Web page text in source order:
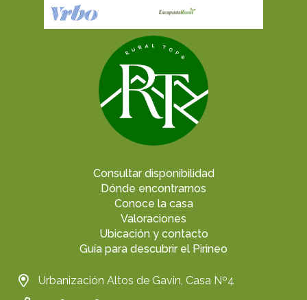
Consultar disponibilidad
Dónde encontrarnos
Conoce la casa
Valoraciones
Ubicación y contacto
Guía para descubrir el Pirineo
Urbanización Altos de Gavin, Casa Nº4